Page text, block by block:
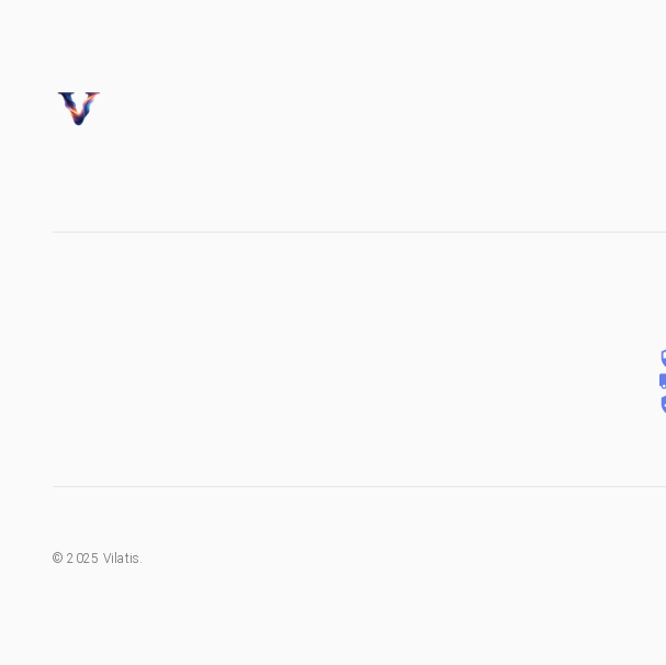
©2025 Vilatis.